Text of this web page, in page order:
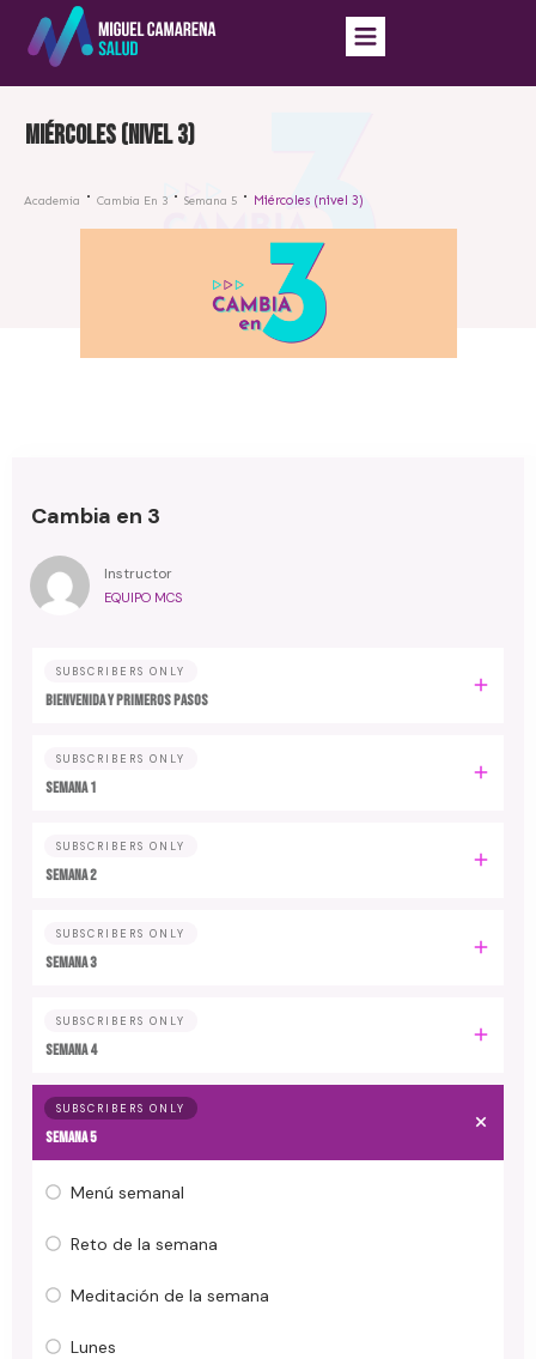
Miércoles (nivel 3)
Academia Cambia En 3 Semana 5 Miércoles (nivel 3)
Cambia en 3
Instructor
EQUIPO MCS
SUBSCRIBERS ONLY
Bienvenida y primeros pasos
SUBSCRIBERS ONLY
Semana 1
SUBSCRIBERS ONLY
Semana 2
SUBSCRIBERS ONLY
Semana 3
SUBSCRIBERS ONLY
Semana 4
SUBSCRIBERS ONLY
Semana 5
Menú semanal
Reto de la semana
Meditación de la semana
Lunes